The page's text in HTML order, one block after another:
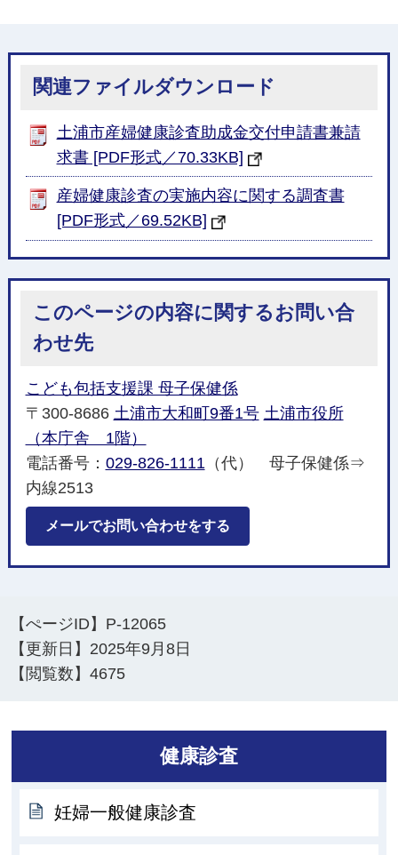
関連ファイルダウンロード
土浦市産婦健康診査助成金交付申請書兼請
求書 [PDF形式／70.33KB]
産婦健康診査の実施内容に関する調査書
[PDF形式／69.52KB]
このページの内容に関するお問い合
わせ先
こども包括支援課 母子保健係
〒300-8686 土浦市大和町9番1号 土浦市役所
（本庁舎 1階）
電話番号： 029-826-1111 （代） 母子保健係⇒
内線2513
メールでお問い合わせをする
【ぺージID】 P-12065
【更新日】 2025年9月8日
【閲覧数】4675
健康診査
妊婦一般健康診査